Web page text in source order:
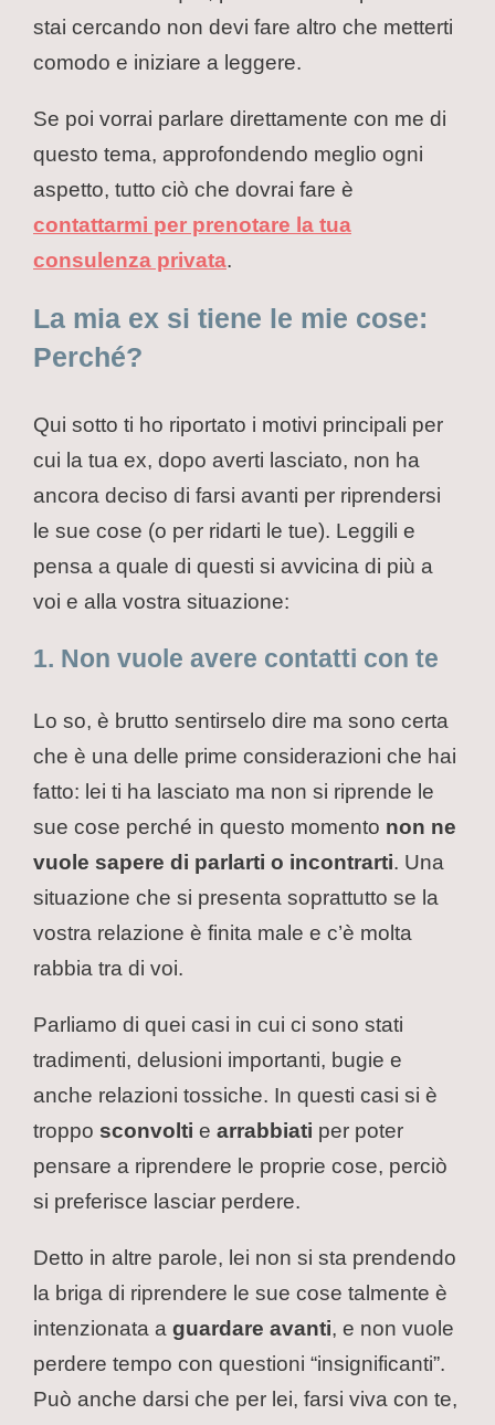
stai cercando non devi fare altro che metterti
comodo e iniziare a leggere.
Se poi vorrai parlare direttamente con me di
questo tema, approfondendo meglio ogni
aspetto, tutto ciò che dovrai fare è
contattarmi per prenotare la tua
consulenza privata.
La mia ex si tiene le mie cose:
Perché?
Qui sotto ti ho riportato i motivi principali per
cui la tua ex, dopo averti lasciato, non ha
ancora deciso di farsi avanti per riprendersi
le sue cose (o per ridarti le tue). Leggili e
pensa a quale di questi si avvicina di più a
voi e alla vostra situazione:
1. Non vuole avere contatti con te
Lo so, è brutto sentirselo dire ma sono certa
che è una delle prime considerazioni che hai
fatto: lei ti ha lasciato ma non si riprende le
sue cose perché in questo momento non ne
vuole sapere di parlarti o incontrarti. Una
situazione che si presenta soprattutto se la
vostra relazione è finita male e c’è molta
rabbia tra di voi.
Parliamo di quei casi in cui ci sono stati
tradimenti, delusioni importanti, bugie e
anche relazioni tossiche. In questi casi si è
troppo sconvolti e arrabbiati per poter
pensare a riprendere le proprie cose, perciò
si preferisce lasciar perdere.
Detto in altre parole, lei non si sta prendendo
la briga di riprendere le sue cose talmente è
intenzionata a guardare avanti, e non vuole
perdere tempo con questioni “insignificanti”.
Può anche darsi che per lei, farsi viva con te,